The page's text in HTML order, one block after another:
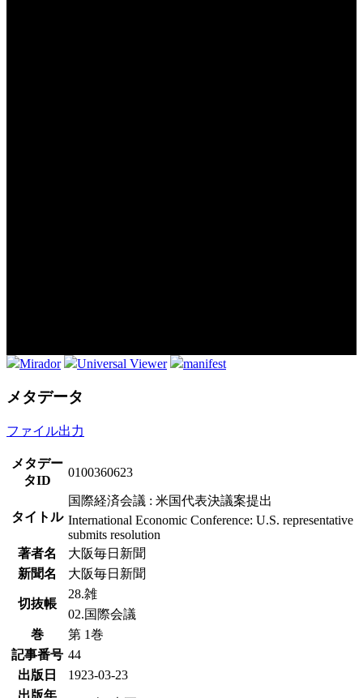
Mirador Universal Viewer manifest
メタデータ
ファイル出力
メタデー
タID
0100360623
タイトル
国際経済会議 : 米国代表決議案提出
International Economic Conference: U.S. representative
submits resolution
著者名
大阪毎日新聞
新聞名
大阪毎日新聞
切抜帳
28.雑
02.国際会議
巻
第 1巻
記事番号 44
出版日
1923-03-23
出版年